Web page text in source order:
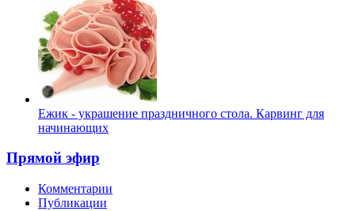
Ежик - украшение праздничного стола. Карвинг для
начинающих
Прямой эфир
Комментарии
Публикации